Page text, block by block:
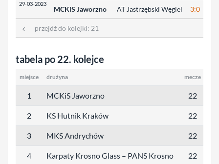
29-03-2023
MCKiS Jaworzno AT Jastrzębski Węgiel 3:0
przejdź do kolejki: 21
tabela po 22. kolejce
miejsce drużyna mecze
1 MCKiS Jaworzno 22
2 KS Hutnik Kraków 22
3 MKS Andrychów 22
4 Karpaty Krosno Glass – PANS Krosno 22